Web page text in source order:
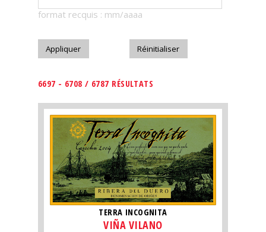
Télécharger
format recquis : mm/aaaa
6697 - 6708 / 6787 RÉSULTATS
TERRA INCOGNITA
VIÑA VILANO